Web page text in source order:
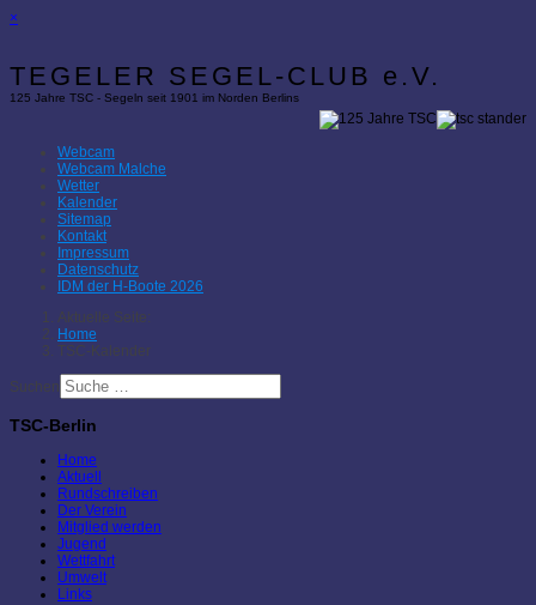
×
TEGELER SEGEL-CLUB e.V.
125 Jahre TSC - Segeln seit 1901 im Norden Berlins
Webcam
Webcam Malche
Wetter
Kalender
Sitemap
Kontakt
Impressum
Datenschutz
IDM der H-Boote 2026
Aktuelle Seite:
Home
TSC-Kalender
Suchen
TSC-Berlin
Home
Aktuell
Rundschreiben
Der Verein
Mitglied werden
Jugend
Wettfahrt
Umwelt
Links